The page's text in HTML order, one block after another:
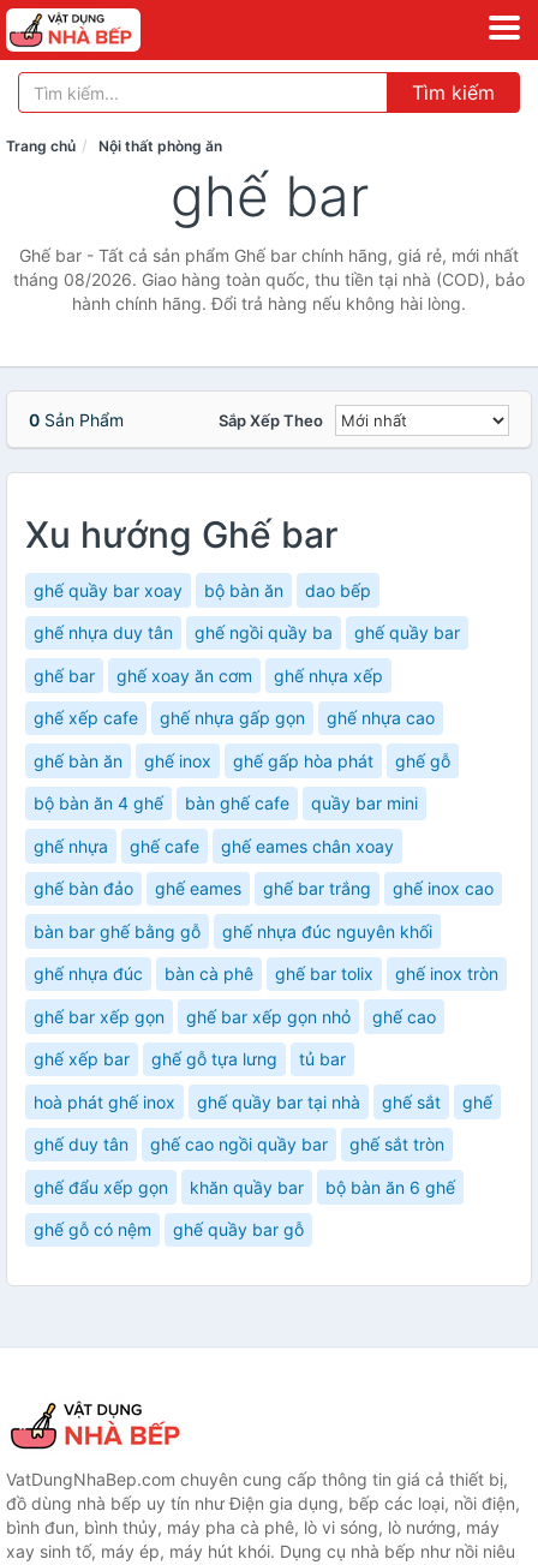
Tìm kiếm
Trang chủ Nội thất phòng ăn
ghế bar
Ghế bar - Tất cả sản phẩm Ghế bar chính hãng, giá rẻ, mới nhất
tháng 08/2026. Giao hàng toàn quốc, thu tiền tại nhà (COD), bảo
hành chính hãng. Đổi trả hàng nếu không hài lòng.
0 Sản Phẩm Sắp Xếp Theo
Xu hướng Ghế bar
ghế quầy bar xoay bộ bàn ăn dao bếp
ghế nhựa duy tân ghế ngồi quầy ba ghế quầy bar
ghế bar ghế xoay ăn cơm ghế nhựa xếp
ghế xếp cafe ghế nhựa gấp gọn ghế nhựa cao
ghế bàn ăn ghế inox ghế gấp hòa phát ghế gỗ
bộ bàn ăn 4 ghế bàn ghế cafe quầy bar mini
ghế nhựa ghế cafe ghế eames chân xoay
ghế bàn đảo ghế eames ghế bar trắng ghế inox cao
bàn bar ghế bằng gỗ ghế nhựa đúc nguyên khối
ghế nhựa đúc bàn cà phê ghế bar tolix ghế inox tròn
ghế bar xếp gọn ghế bar xếp gọn nhỏ ghế cao
ghế xếp bar ghế gỗ tựa lưng tủ bar
hoà phát ghế inox ghế quầy bar tại nhà ghế sắt ghế
ghế duy tân ghế cao ngồi quầy bar ghế sắt tròn
ghế đẩu xếp gọn khăn quầy bar bộ bàn ăn 6 ghế
ghế gỗ có nệm ghế quầy bar gỗ
VatDungNhaBep.com chuyên cung cấp thông tin giá cả thiết bị,
đồ dùng nhà bếp uy tín như Điện gia dụng, bếp các loại, nồi điện,
bình đun, bình thủy, máy pha cà phê, lò vi sóng, lò nướng, máy
xay sinh tố, máy ép, máy hút khói. Dụng cụ nhà bếp như nồi niêu